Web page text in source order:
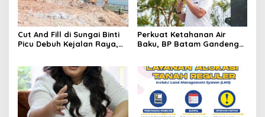
Cut And Fill di Sungai Binti
Picu Debuh Kejalan Raya,
Perkuat Ketahanan Air
Baku, BP Batam Gandeng
Bendungan Sei Nongsa